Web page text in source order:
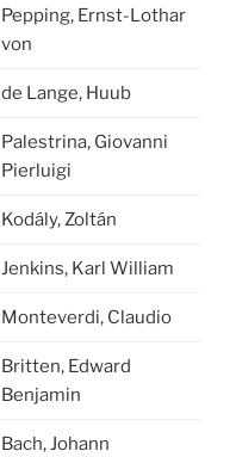
Pepping, Ernst-Lothar
von
de Lange, Huub
Palestrina, Giovanni
Pierluigi
Kodály, Zoltán
Jenkins, Karl William
Monteverdi, Claudio
Britten, Edward
Benjamin
Bach, Johann